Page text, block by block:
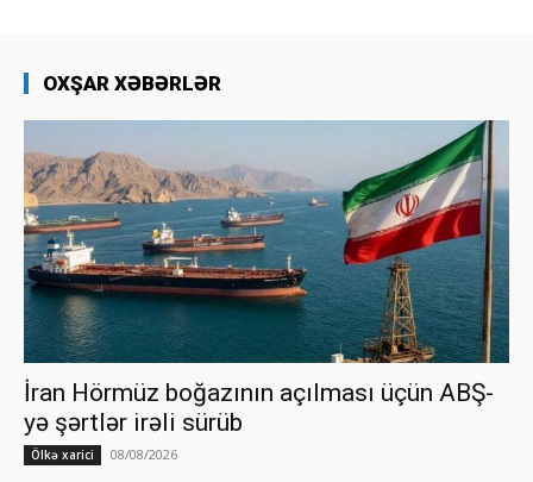
OXŞAR XƏBƏRLƏR
İran Hörmüz boğazının açılması üçün ABŞ-
yə şərtlər irəli sürüb
Ölkə xarici 08/08/2026